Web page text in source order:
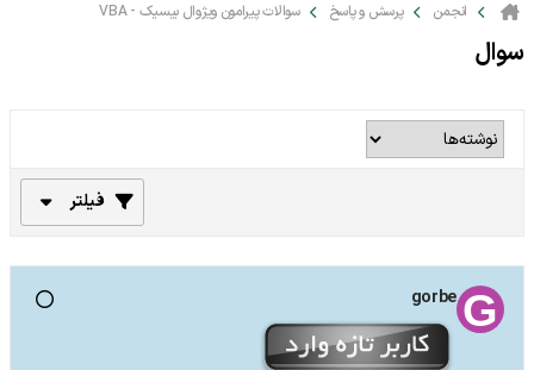
انجمن پرسش و پاسخ سوالات پیرامون ویژوال بیسیک - VBA
سوال
فیلتر
gorbe